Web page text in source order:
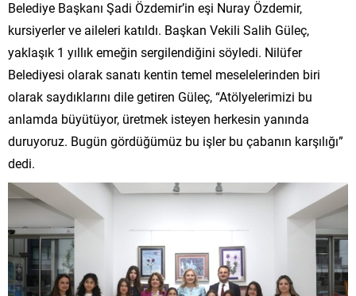
Belediye Başkanı Şadi Özdemir’in eşi Nuray Özdemir,
kursiyerler ve aileleri katıldı. Başkan Vekili Salih Güleç,
yaklaşık 1 yıllık emeğin sergilendiğini söyledi. Nilüfer
Belediyesi olarak sanatı kentin temel meselelerinden biri
olarak saydıklarını dile getiren Güleç, “Atölyelerimizi bu
anlamda büyütüyor, üretmek isteyen herkesin yanında
duruyoruz. Bugün gördüğümüz bu işler bu çabanın karşılığı”
dedi.